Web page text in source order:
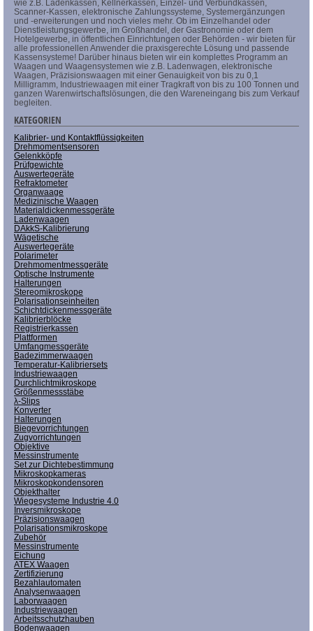
wie z.B. Ladenkassen, Kellnerkassen, Einzel- und Verbundkassen,
Scanner-Kassen, elektronische Zahlungssysteme, Systemergänzungen
und -erweiterungen und noch vieles mehr. Ob im Einzelhandel oder
Dienstleistungsgewerbe, im Großhandel, der Gastronomie oder dem
Hotelgewerbe, in öffentlichen Einrichtungen oder Behörden - wir bieten für
alle professionellen Anwender die praxisgerechte Lösung und passende
Kassensysteme! Darüber hinaus bieten wir ein komplettes Programm an
Waagen und Waagensystemen wie z.B. Ladenwagen, elektronische
Waagen, Präzisionswaagen mit einer Genauigkeit von bis zu 0,1
Milligramm, Industriewaagen mit einer Tragkraft von bis zu 100 Tonnen und
ganzen Warenwirtschaftslösungen, die den Wareneingang bis zum Verkauf
begleiten.
KATEGORIEN
Kalibrier- und Kontaktflüssigkeiten
Drehmomentsensoren
Gelenkköpfe
Prüfgewichte
Auswertegeräte
Refraktometer
Organwaage
Medizinische Waagen
Materialdickenmessgeräte
Ladenwaagen
DAkkS-Kalibrierung
Wägetische
Auswertegeräte
Polarimeter
Drehmomentmessgeräte
Optische Instrumente
Halterungen
Stereomikroskope
Polarisationseinheiten
Schichtdickenmessgeräte
Kalibrierblöcke
Registrierkassen
Plattformen
Umfangmessgeräte
Badezimmerwaagen
Temperatur-Kalibriersets
Industriewaagen
Durchlichtmikroskope
Größenmessstäbe
λ-Slips
Konverter
Halterungen
Biegevorrichtungen
Zugvorrichtungen
Objektive
Messinstrumente
Set zur Dichtebestimmung
Mikroskopkameras
Mikroskopkondensoren
Objekthalter
Wiegesysteme Industrie 4.0
Inversmikroskope
Präzisionswaagen
Polarisationsmikroskope
Zubehör
Messinstrumente
Eichung
ATEX Waagen
Zertifizierung
Bezahlautomaten
Analysenwaagen
Laborwaagen
Industriewaagen
Arbeitsschutzhauben
Bodenwaagen